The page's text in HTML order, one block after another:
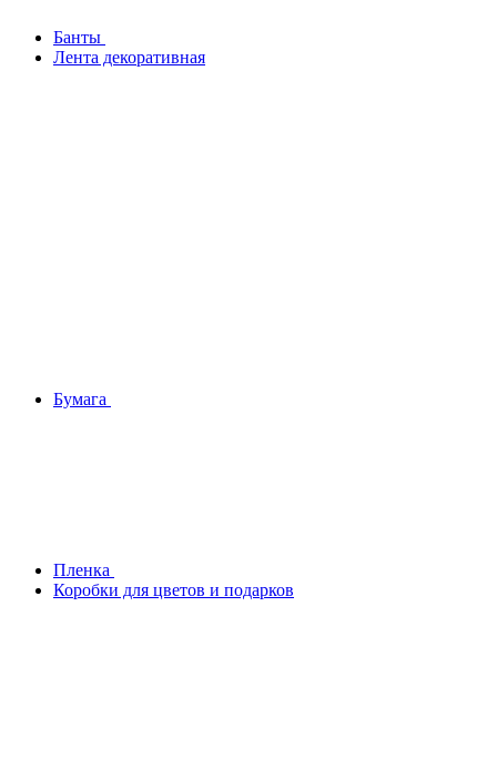
Банты
Лента декоративная
Бумага
Плeнка
Коробки для цветов и подарков